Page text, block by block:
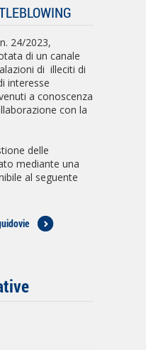
24/2023,
di un canale
di illeciti di
interesse
a conoscenza
con la
delle
mediante una
al seguente